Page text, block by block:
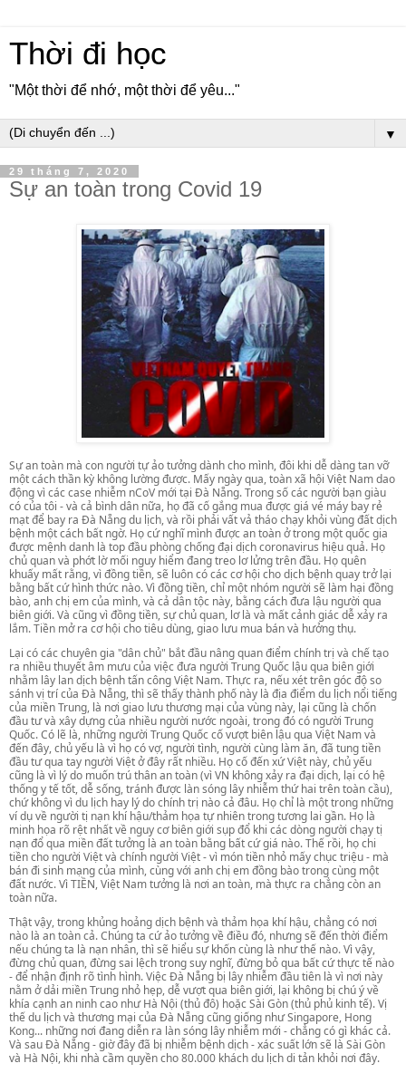
Thời đi học
"Một thời để nhớ, một thời để yêu..."
▼
29 tháng 7, 2020
Sự an toàn trong Covid 19
Sự an toàn mà con người tự ảo tưởng dành cho mình, đôi khi dễ dàng tan vỡ
một cách thần kỳ không lường được. Mấy ngày qua, toàn xã hội Việt Nam dao
động vì các case nhiễm nCoV mới tại Đà Nẵng. Trong số các người bạn giàu
có của tôi - và cả bình dân nữa, họ đã cố gắng mua được giá vé máy bay rẻ
mạt để bay ra Đà Nẵng du lịch, và rồi phải vất vả tháo chạy khỏi vùng đất dịch
bệnh một cách bất ngờ. Họ cứ nghĩ mình được an toàn ở trong một quốc gia
được mệnh danh là top đầu phòng chống đại dịch coronavirus hiệu quả. Họ
chủ quan và phớt lờ mối nguy hiểm đang treo lơ lửng trên đầu. Họ quên
khuấy mất rằng, vì đồng tiền, sẽ luôn có các cơ hội cho dịch bệnh quay trở lại
bằng bất cứ hình thức nào. Vì đồng tiền, chỉ một nhóm người sẽ làm hại đồng
bào, anh chị em của mình, và cả dân tộc này, bằng cách đưa lậu người qua
biên giới. Và cũng vì đồng tiền, sự chủ quan, lơ là và mất cảnh giác dễ xảy ra
lắm. Tiền mở ra cơ hội cho tiêu dùng, giao lưu mua bán và hưởng thụ.
Lại có các chuyên gia "dân chủ" bắt đầu nâng quan điểm chính trị và chế tạo
ra nhiều thuyết âm mưu của việc đưa người Trung Quốc lậu qua biên giới
nhằm lây lan dịch bệnh tấn công Việt Nam. Thực ra, nếu xét trên góc độ so
sánh vị trí của Đà Nẵng, thì sẽ thấy thành phố này là địa điểm du lịch nổi tiếng
của miền Trung, là nơi giao lưu thương mại của vùng này, lại cũng là chốn
đầu tư và xây dựng của nhiều người nước ngoài, trong đó có người Trung
Quốc. Có lẽ là, những người Trung Quốc cố vượt biên lậu qua Việt Nam và
đến đây, chủ yếu là vì họ có vợ, người tình, người cùng làm ăn, đã tung tiền
đầu tư qua tay người Việt ở đây rất nhiều. Họ cố đến xứ Việt này, chủ yếu
cũng là vì lý do muốn trú thân an toàn (vì VN không xảy ra đại dịch, lại có hệ
thống y tế tốt, dễ sống, tránh được làn sóng lây nhiễm thứ hai trên toàn cầu),
chứ không vì du lịch hay lý do chính trị nào cả đâu. Họ chỉ là một trong những
ví dụ về người tị nạn khí hậu/thảm họa tự nhiên trong tương lai gần. Họ là
minh họa rõ rệt nhất về nguy cơ biên giới sụp đổ khi các dòng người chạy tị
nạn đổ qua miền đất tưởng là an toàn bằng bất cứ giá nào. Thế rồi, họ chi
tiền cho người Việt và chính người Việt - vì món tiền nhỏ mấy chục triệu - mà
bán đi sinh mạng của mình, cùng với anh chị em đồng bào trong cùng một
đất nước. Vì TIỀN, Việt Nam tưởng là nơi an toàn, mà thực ra chẳng còn an
toàn nữa.
Thật vậy, trong khủng hoảng dịch bệnh và thảm họa khí hậu, chẳng có nơi
nào là an toàn cả. Chúng ta cứ ảo tưởng về điều đó, nhưng sẽ đến thời điểm
nếu chúng ta là nạn nhân, thì sẽ hiểu sự khốn cùng là như thế nào. Vì vậy,
đừng chủ quan, đừng sai lệch trong suy nghĩ, đừng bỏ qua bất cứ thực tế nào
- để nhận định rõ tình hình. Việc Đà Nẵng bị lây nhiễm đầu tiên là vì nơi này
nằm ở dải miền Trung nhỏ hẹp, dễ vượt qua biên giới, lại không bị chú ý về
khía cạnh an ninh cao như Hà Nội (thủ đô) hoặc Sài Gòn (thủ phủ kinh tế). Vị
thế du lịch và thương mại của Đà Nẵng cũng giống như Singapore, Hong
Kong... những nơi đang diễn ra làn sóng lây nhiễm mới - chẳng có gì khác cả.
Và sau Đà Nẵng - giờ đây đã bị nhiễm bệnh dịch - xác suất lớn sẽ là Sài Gòn
và Hà Nội, khi nhà cầm quyền cho 80.000 khách du lịch di tản khỏi nơi đây.